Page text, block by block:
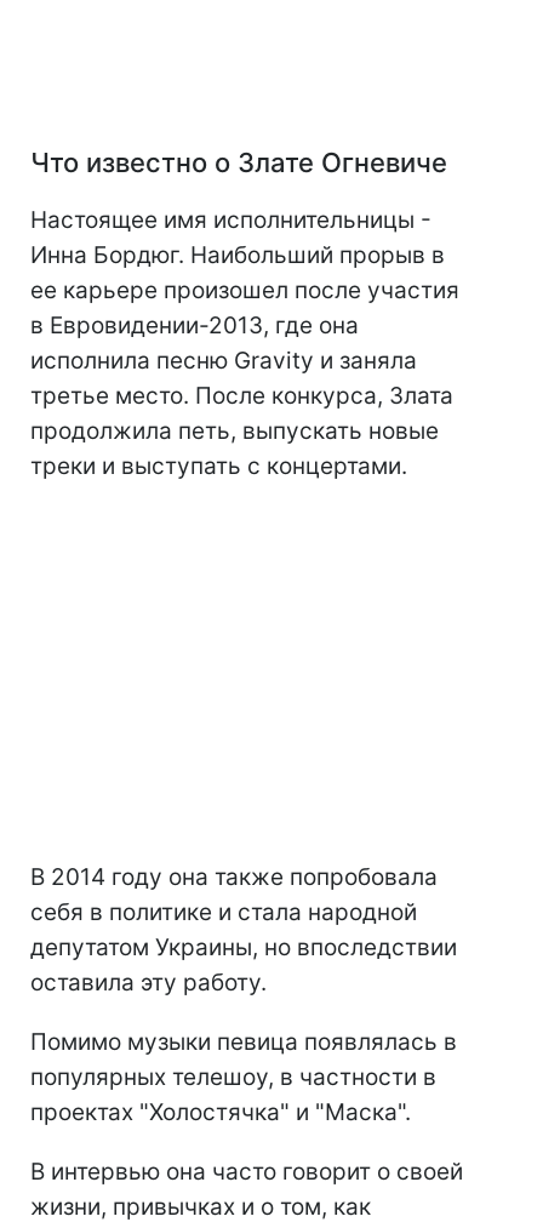
Что известно о Злате Огневиче
Настоящее имя исполнительницы -
Инна Бордюг. Наибольший прорыв в
ее карьере произошел после участия
в Евровидении-2013, где она
исполнила песню Gravity и заняла
третье место. После конкурса, Злата
продолжила петь, выпускать новые
треки и выступать с концертами.
В 2014 году она также попробовала
себя в политике и стала народной
депутатом Украины, но впоследствии
оставила эту работу.
Помимо музыки певица появлялась в
популярных телешоу, в частности в
проектах "Холостячка" и "Маска".
В интервью она часто говорит о своей
жизни, привычках и о том, как